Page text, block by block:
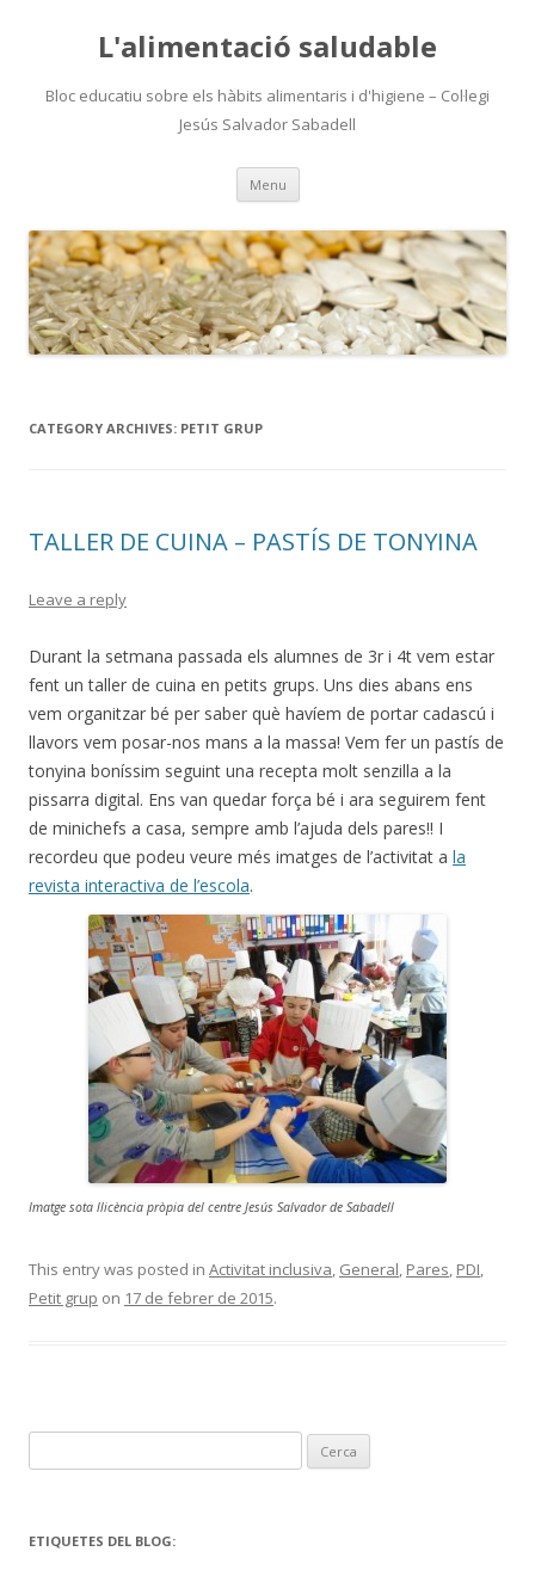
L'alimentació saludable
Bloc educatiu sobre els hàbits alimentaris i d'higiene – Col·legi
Jesús Salvador Sabadell
Menu Skip
content
CATEGORY ARCHIVES: PETIT GRUP
TALLER DE CUINA – PASTÍS DE TONYINA
Leave a reply
Durant la setmana passada els alumnes de 3r i 4t vem estar
fent un taller de cuina en petits grups. Uns dies abans ens
vem organitzar bé per saber què havíem de portar cadascú i
llavors vem posar-nos mans a la massa! Vem fer un pastís de
tonyina boníssim seguint una recepta molt senzilla a la
pissarra digital. Ens van quedar força bé i ara seguirem fent
de minichefs a casa, sempre amb l’ajuda dels pares!! I
recordeu que podeu veure més imatges de l’activitat a la
revista interactiva de l’escola.
Imatge sota llicència pròpia del centre Jesús Salvador de Sabadell
This entry was posted in Activitat inclusiva, General, Pares, PDI,
Petit grup on 17 de febrer de 2015.
e
c
ETIQUETES DEL BLOG: